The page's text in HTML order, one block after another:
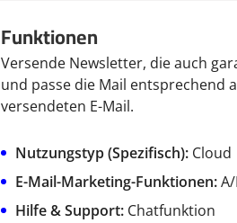
Funktionen
Versende Newsletter, die auch
und passe die Mail entsprechend
versendeten E-Mail.
Nutzungstyp (Spezifisch): Cloud
E-Mail-Marketing-Funktionen:
Hilfe & Support: Chatfunktion